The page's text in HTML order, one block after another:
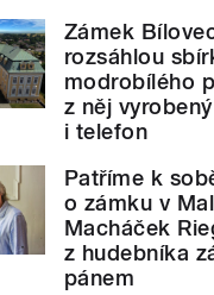
Zámek
rozsáhlou
modrobílého
z něj
i telefon
Patříme k
o zámku v
Macháček
z hudebníka
pánem